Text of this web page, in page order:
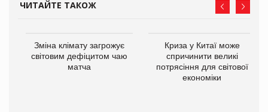
ЧИТАЙТЕ ТАКОЖ
Зміна клімату загрожує
світовим дефіцитом чаю
матча
Криза у Китаї може
спричинити великі
потрясіння для світової
економіки